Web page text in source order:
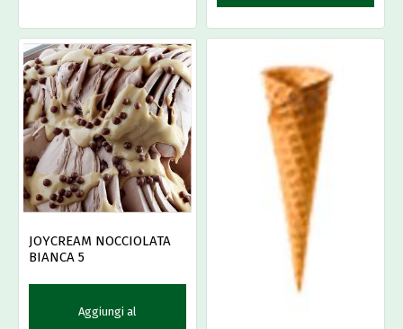
JOYCREAM NOCCIOLATA
BIANCA 5
Aggiungi al